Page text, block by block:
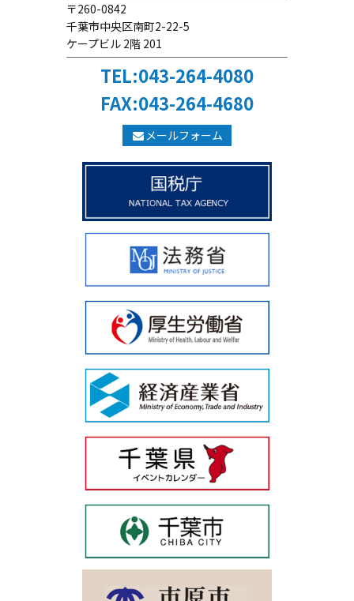
〒260-0842
千葉市中央区南町2-22-5
ケープビル 2階 201
TEL:043-264-4080
FAX:043-264-4680
メールフォーム